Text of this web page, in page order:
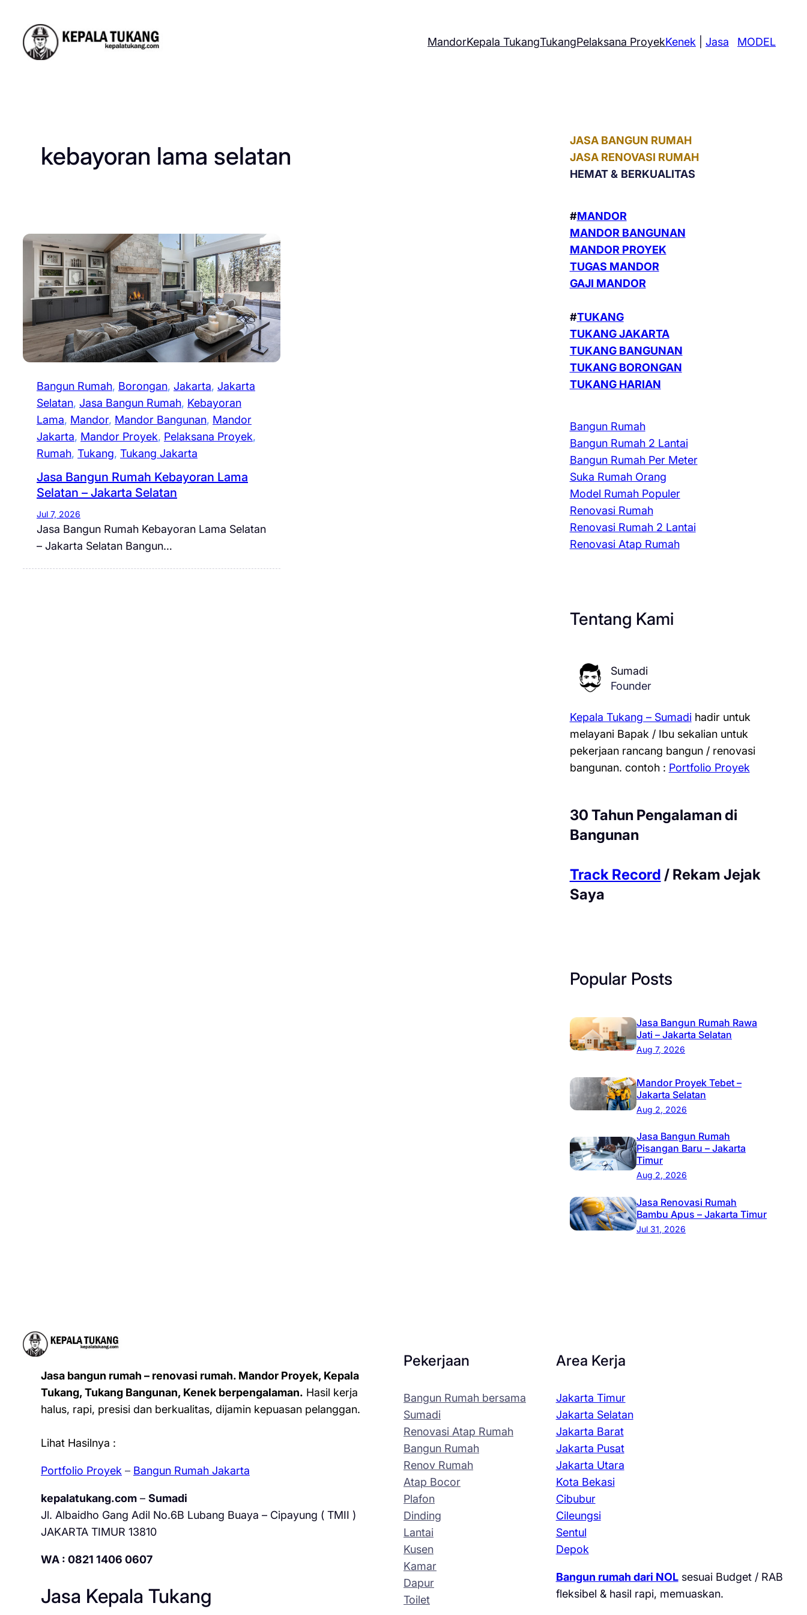
content
MandorKepala TukangTukangPelaksana ProyekKenek |Jasa MODEL
kebayoran lama selatan
Bangun Rumah, Borongan, Jakarta, Jakarta
Selatan, Jasa Bangun Rumah, Kebayoran
Lama, Mandor, Mandor Bangunan, Mandor
Jakarta, Mandor Proyek, Pelaksana Proyek
Rumah, Tukang, Tukang Jakarta
Jasa Bangun Rumah Kebayoran Lama
Selatan – Jakarta Selatan
Jul 7, 2026
Jasa Bangun Rumah Kebayoran Lama Selatan
– Jakarta Selatan Bangun…
JASA BANGUN RUMAH
JASA RENOVASI RUMAH
HEMAT & BERKUALITAS
#MANDOR
MANDOR BANGUNAN
MANDOR PROYEK
TUGAS MANDOR
GAJI MANDOR
#TUKANG
TUKANG JAKARTA
TUKANG BANGUNAN
TUKANG BORONGAN
TUKANG HARIAN
Bangun Rumah
Bangun Rumah 2 Lantai
Bangun Rumah Per Meter
Suka Rumah Orang
Model Rumah Populer
Renovasi Rumah
Renovasi Rumah 2 Lantai
Renovasi Atap Rumah
Tentang Kami
Sumadi
Founder
Kepala Tukang – Sumadihadir untuk
melayani Bapak / Ibu sekalian untuk
pekerjaan rancang bangun / renovasi
bangunan. contoh : Portfolio Proyek
30 Tahun Pengalaman di
Bangunan
Track Record / Rekam Jejak
Saya
Popular Posts
Jasa Bangun Rumah Rawa
Jati – Jakarta Selatan
Aug 7, 2026
Mandor Proyek Tebet –
Jakarta Selatan
Aug 2, 2026
Jasa Bangun Rumah
Pisangan Baru – Jakarta
Timur
Aug 2, 2026
Jasa Renovasi Rumah
Bambu Apus – Jakarta Timur
Jul 31, 2026
Jasa bangun rumah – renovasi rumah. Mandor Proyek, Kepala
Tukang, Tukang Bangunan, Kenek berpengalaman. Hasil kerja
halus, rapi, presisi dan berkualitas, dijamin kepuasan pelanggan.
Lihat Hasilnya :
Portfolio Proyek – Bangun Rumah Jakarta
kepalatukang.com– Sumadi
Jl. Albaidho Gang Adil No.6B Lubang Buaya – Cipayung ( TMII )
JAKARTA TIMUR 13810
WA : 0821 1406 0607
Jasa Kepala Tukang
Pekerjaan
Bangun Rumah bersama
Sumadi
Renovasi Atap Rumah
Bangun Rumah
Renov Rumah
Atap Bocor
Plafon
Dinding
Lantai
Kusen
Kamar
Dapur
Toilet
Area Kerja
Jakarta Timur
Jakarta Selatan
Jakarta Barat
Jakarta Pusat
Jakarta Utara
Kota Bekasi
Cibubur
Cileungsi
Sentul
Depok
Bangun rumah dari NOLsesuai Budget / RAB
fleksibel & hasil rapi, memuaskan.